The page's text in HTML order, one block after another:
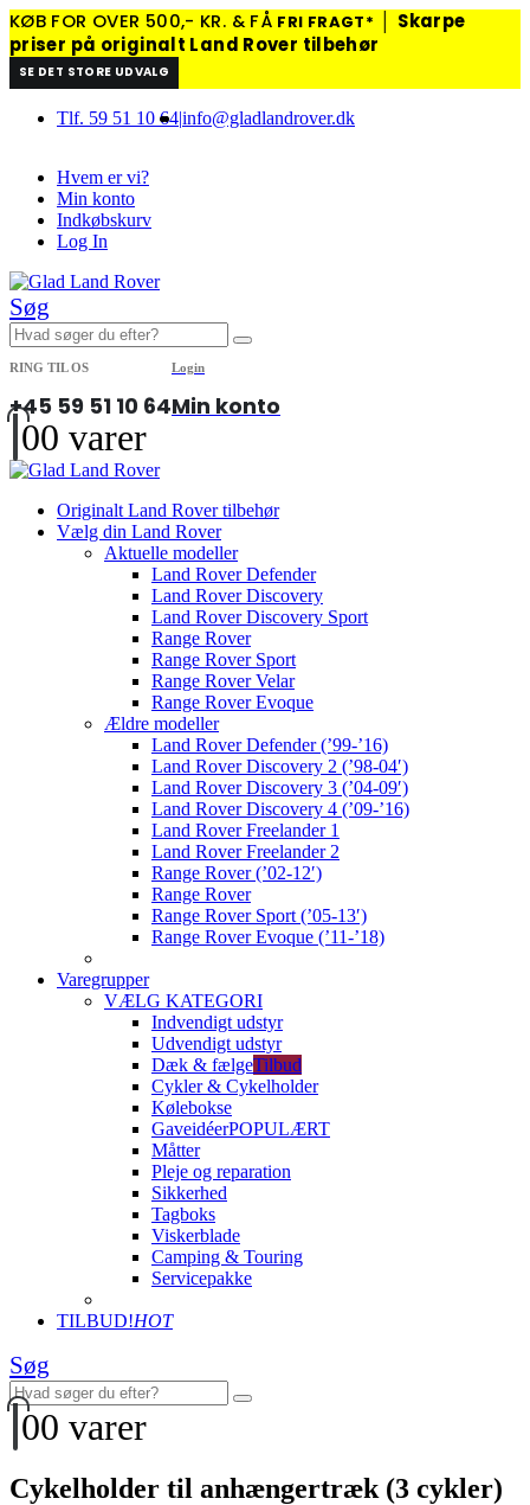
KØB FOR OVER 500,- KR. & FÅ FRI FRAGT*
Skarpe
priser på originalt Land Rover tilbehør
SE DET STORE UDVALG
Tlf. 59 51 10 64|info@gladlandrover.dk
Hvem er vi?
Min konto
Indkøbskurv
Log In
Søg
RING TIL OS
+45 59 51 10 64
Login
Min konto
00 varer
Originalt Land Rover tilbehør
Vælg din Land Rover
Aktuelle modeller
Land Rover Defender
Land Rover Discovery
Land Rover Discovery Sport
Range Rover
Range Rover Sport
Range Rover Velar
Range Rover Evoque
Ældre modeller
Land Rover Defender (’99-’16)
Land Rover Discovery 2 (’98-04′)
Land Rover Discovery 3 (’04-09′)
Land Rover Discovery 4 (’09-’16)
Land Rover Freelander 1
Land Rover Freelander 2
Range Rover (’02-12′)
Range Rover
Range Rover Sport (’05-13′)
Range Rover Evoque (’11-’18)
Varegrupper
VÆLG KATEGORI
Indvendigt udstyr
Udvendigt udstyr
Dæk & fælgeTilbud
Cykler & Cykelholder
Kølebokse
GaveidéerPOPULÆRT
Måtter
Pleje og reparation
Sikkerhed
Tagboks
Viskerblade
Camping & Touring
Servicepakke
TILBUD!HOT
Søg
00 varer
Cykelholder til anhængertræk (3 cykler)